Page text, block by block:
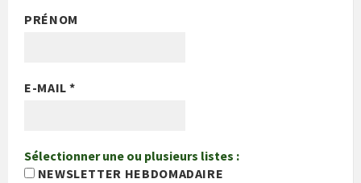
PRÉNOM
E-MAIL*
Sélectionner une ou plusieurs listes :
NEWSLETTER HEBDOMADAIRE